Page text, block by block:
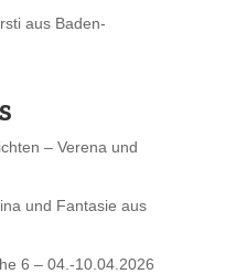
aus Baden-
– Verena und
und Fantasie aus
6 – 04.-10.04.2026